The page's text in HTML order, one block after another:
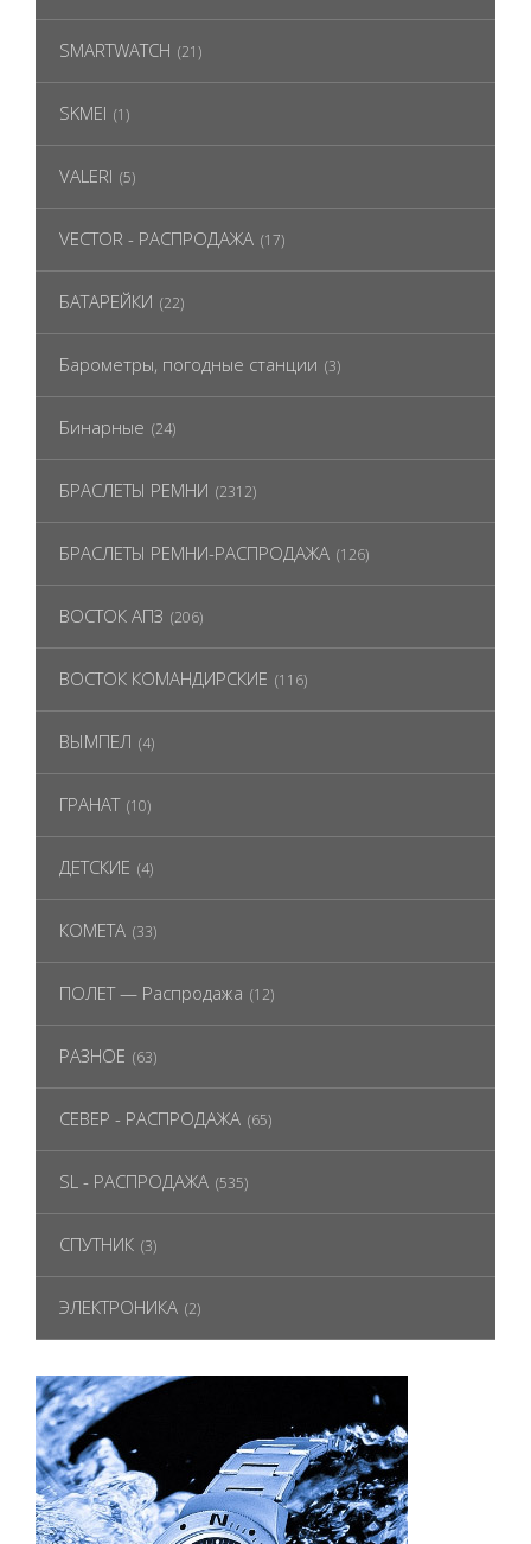
SMARTWATCH (21)
SKMEI (1)
VALERI (5)
VECTOR - РАСПРОДАЖА (17)
БАТАРЕЙКИ (22)
Барометры, погодные станции (3)
Бинарные (24)
БРАСЛЕТЫ РЕМНИ (2312)
БРАСЛЕТЫ РЕМНИ-РАСПРОДАЖА (126)
ВОСТОК АПЗ (206)
ВОСТОК КОМАНДИРСКИЕ (116)
ВЫМПЕЛ (4)
ГРАНАТ (10)
ДЕТСКИЕ (4)
КОМЕТА (33)
ПОЛЕТ — Распродажа (12)
РАЗНОЕ (63)
СЕВЕР - РАСПРОДАЖА (65)
SL - РАСПРОДАЖА (535)
СПУТНИК (3)
ЭЛЕКТРОНИКА (2)